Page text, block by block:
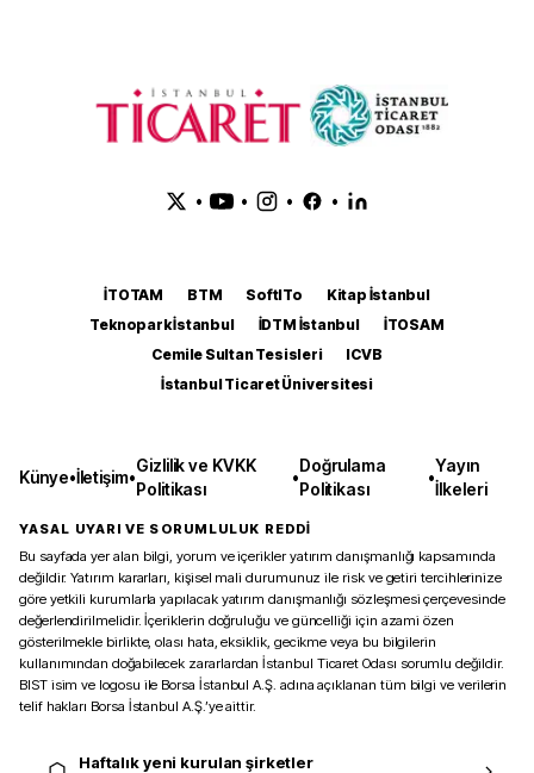
• • • •
İTOTAM BTM SoftITo
Kitap İstanbul
Teknopark İstanbul
İDTM İstanbul
İTOSAM
Cemile Sultan Tesisleri
ICVB
İstanbul Ticaret Üniversitesi
Künye•İletişim•
Gizlilik ve KVKK
Politikası
•
Doğrulama
Politikası
•
Yayın
İlkeleri
YASAL UYARI VE SORUMLULUK REDDİ
Bu sayfada yer alan bilgi, yorum ve içerikler yatırım danışmanlığı kapsamında
değildir. Yatırım kararları, kişisel mali durumunuz ile risk ve getiri tercihlerinize
göre yetkili kurumlarla yapılacak yatırım danışmanlığı sözleşmesi çerçevesinde
değerlendirilmelidir. İçeriklerin doğruluğu ve güncelliği için azami özen
gösterilmekle birlikte, olası hata, eksiklik, gecikme veya bu bilgilerin
kullanımından doğabilecek zararlardan İstanbul Ticaret Odası sorumlu değildir.
BIST isim ve logosu ile Borsa İstanbul A.Ş. adına açıklanan tüm bilgi ve verilerin
telif hakları Borsa İstanbul A.Ş.’ye aittir.
Haftalık yeni kurulan şirketler